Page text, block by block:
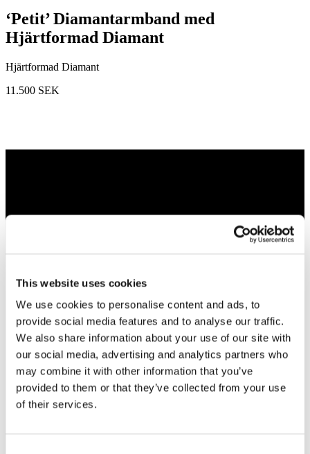
This website uses cookies
We use cookies to personalise content and ads, to
provide social media features and to analyse our traffic.
We also share information about your use of our site with
our social media, advertising and analytics partners who
may combine it with other information that you’ve
provided to them or that they’ve collected from your use
of their services.
‘Petit’ Diamantarmband med
Hjärtformad Diamant
Hjärtformad Diamant
11.500 SEK